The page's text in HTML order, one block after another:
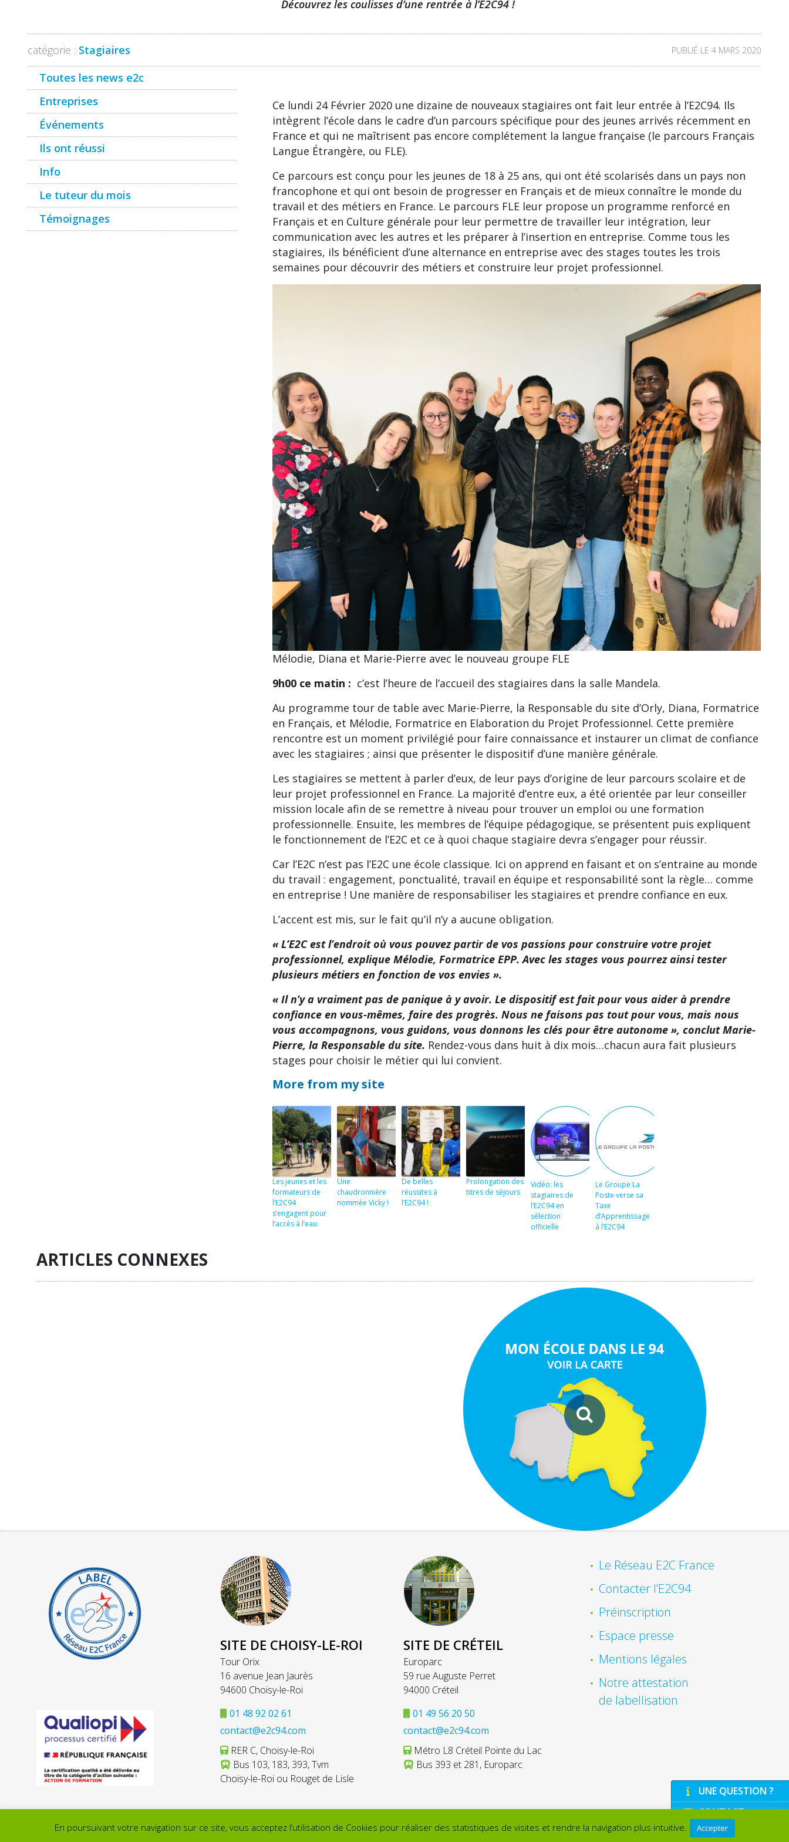
UNE QUESTION ?
CONTACT
PRÉ-INSCRIPTION
Découvrez les coulisses d’une rentrée à l’E2C94 !
catégorie : Stagiaires
Toutes les news e2c
Entreprises
Événements
Ils ont réussi
Info
Le tuteur du mois
Témoignages
PUBLIÉ LE 4 MARS 2020
Ce lundi 24 Février 2020 une dizaine de nouveaux stagiaires ont fait leur entrée à l’E2C94. Ils
intègrent l’école dans le cadre d’un parcours spécifique pour des jeunes arrivés récemment en
France et qui ne maîtrisent pas encore complétement la langue française (le parcours Français
Langue Étrangère, ou FLE).
Ce parcours est conçu pour les jeunes de 18 à 25 ans, qui ont été scolarisés dans un pays non
francophone et qui ont besoin de progresser en Français et de mieux connaître le monde du
travail et des métiers en France. Le parcours FLE leur propose un programme renforcé en
Français et en Culture générale pour leur permettre de travailler leur intégration, leur
communication avec les autres et les préparer à l’insertion en entreprise. Comme tous les
stagiaires, ils bénéficient d’une alternance en entreprise avec des stages toutes les trois
semaines pour découvrir des métiers et construire leur projet professionnel.
Mélodie, Diana et Marie-Pierre avec le nouveau groupe FLE
9h00 ce matin : c’est l’heure de l’accueil des stagiaires dans la salle Mandela.
Au programme tour de table avec Marie-Pierre, la Responsable du site d’Orly, Diana, Formatrice
en Français, et Mélodie, Formatrice en Elaboration du Projet Professionnel. Cette première
rencontre est un moment privilégié pour faire connaissance et instaurer un climat de confiance
avec les stagiaires ; ainsi que présenter le dispositif d’une manière générale.
Les stagiaires se mettent à parler d’eux, de leur pays d’origine de leur parcours scolaire et de
leur projet professionnel en France. La majorité d’entre eux, a été orientée par leur conseiller
mission locale afin de se remettre à niveau pour trouver un emploi ou une formation
professionnelle. Ensuite, les membres de l’équipe pédagogique, se présentent puis expliquent
le fonctionnement de l’E2C et ce à quoi chaque stagiaire devra s’engager pour réussir.
Car l’E2C n’est pas l’E2C une école classique. Ici on apprend en faisant et on s’entraine au monde
du travail : engagement, ponctualité, travail en équipe et responsabilité sont la règle… comme
en entreprise ! Une manière de responsabiliser les stagiaires et prendre confiance en eux.
L’accent est mis, sur le fait qu’il n’y a aucune obligation.
« L’E2C est l’endroit où vous pouvez partir de vos passions pour construire votre projet
professionnel, explique Mélodie, Formatrice EPP. Avec les stages vous pourrez ainsi tester
plusieurs métiers en fonction de vos envies ».
« Il n’y a vraiment pas de panique à y avoir. Le dispositif est fait pour vous aider à prendre
confiance en vous-mêmes, faire des progrès. Nous ne faisons pas tout pour vous, mais nous
vous accompagnons, vous guidons, vous donnons les clés pour être autonome », conclut Marie-
Pierre, la Responsable du site. Rendez-vous dans huit à dix mois…chacun aura fait plusieurs
stages pour choisir le métier qui lui convient.
More from my site
Les jeunes et les
formateurs de
l’E2C94
s’engagent pour
l’accès à l’eau
Une
chaudronnière
nommée Vicky !
De belles
réussites à
l’E2C94 !
Prolongation des
titres de séjours
Vidéo: les
stagiaires de
l’E2C94 en
sélection
officielle
Le Groupe La
Poste verse sa
Taxe
d’Apprentissage
à l’E2C94
ARTICLES CONNEXES
SITE DE CHOISY-LE-ROI
Tour Orix
16 avenue Jean Jaurès
94600 Choisy-le-Roi
01 48 92 02 61
contact@e2c94.com
RER C, Choisy-le-Roi
Bus 103, 183, 393, Tvm
Choisy-le-Roi ou Rouget de Lisle
SITE DE CRÉTEIL
Europarc
59 rue Auguste Perret
94000 Créteil
01 49 56 20 50
contact@e2c94.com
Métro L8 Créteil Pointe du Lac
Bus 393 et 281, Europarc
Le Réseau E2C France
Contacter l’E2C94
Préinscription
Espace presse
Mentions légales
Notre attestation
de labellisation
En poursuivant votre navigation sur ce site, vous acceptez l’utilisation de Cookies pour réaliser des statistiques de visites et rendre la navigation plus intuitive. Accepter